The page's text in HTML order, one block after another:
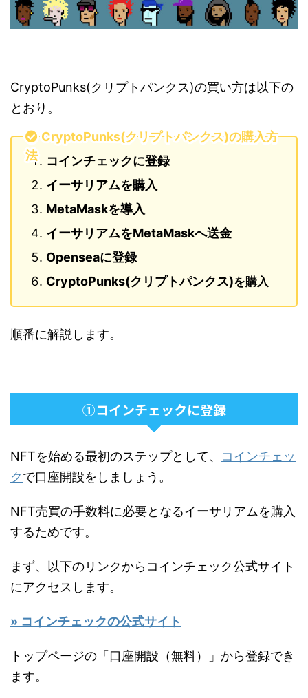
CryptoPunks(クリプトパンクス)の買い方は以下の
とおり。
CryptoPunks(クリプトパンクス)の購入方
法
コインチェックに登録
イーサリアムを購入
MetaMaskを導入
イーサリアムをMetaMaskへ送金
Openseaに登録
CryptoPunks(クリプトパンクス)を購入
順番に解説します。
①コインチェックに登録
NFTを始める最初のステップとして、 コインチェッ
クで口座開設をしましょう。
NFT売買の手数料に必要となるイーサリアムを購入
するためです。
まず、以下のリンクからコインチェック公式サイト
にアクセスします。
» コインチェックの公式サイト
トップページの「口座開設（無料）」から登録でき
ます。